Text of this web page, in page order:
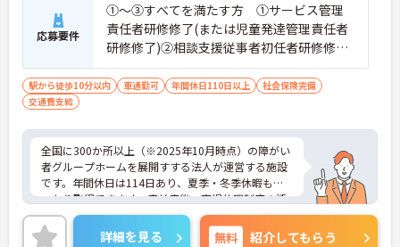
応募要件
①～③すべてを満たす方 ①サービス管理
責任者研修修了(または児童発達管理責任者
研修修了)②相談支援従事者初任者研修修了
(または相談支援従事者実務者研修修了)③普
通自動車運転免許(AT限定可)
駅から徒歩10分以内 車通勤可 年間休日110日以上
社会保険完備
交通費支給
全国に300か所以上（※2025年10月時点）の障がい
者グループホームを展開すする法人が運営する施設
です。年間休日は114日あり、夏季・冬季休暇もし
っかり取得できます。産前産後・育児休暇制度の活
用実績も豊富で、子育て中の方も多数活躍してお
り、ライフステージに変化があっても安心して長く
詳細を見る 無料 紹介してもらう